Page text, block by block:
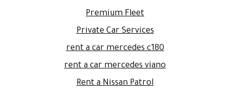
Premium Fleet
Private Car Services
rent a car mercedes c180
rent a car mercedes viano
Rent a Nissan Patrol